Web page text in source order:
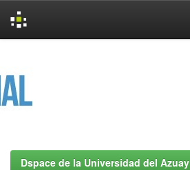
Dspace de la Universidad del Azuay